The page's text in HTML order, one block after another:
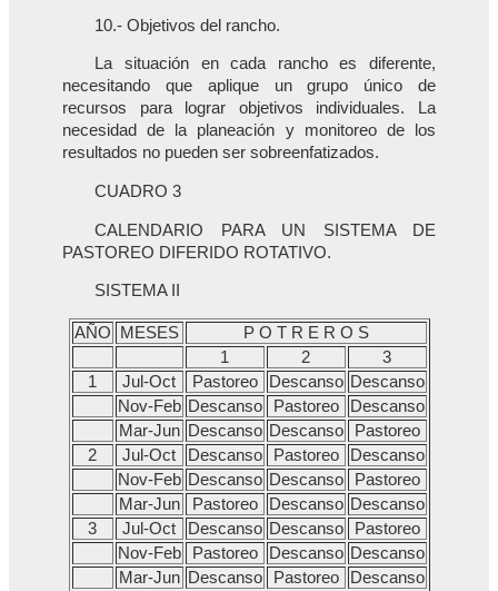
10.- Objetivos del rancho.
La situación en cada rancho es diferente,
necesitando que aplique un grupo único de
recursos para lograr objetivos individuales. La
necesidad de la planeación y monitoreo de los
resultados no pueden ser sobreenfatizados.
CUADRO 3
CALENDARIO PARA UN SISTEMA DE
PASTOREO DIFERIDO ROTATIVO.
SISTEMA II
AÑO MESES
P O T R E R O S
1
2
3
1
Jul-Oct Pastoreo Descanso Descanso
Nov-Feb Descanso Pastoreo
Descanso
Mar-Jun Descanso Descanso
Pastoreo
2
Jul-Oct Descanso Pastoreo
Descanso
Nov-Feb Descanso Descanso
Pastoreo
Mar-Jun
Pastoreo Descanso Descanso
3
Jul-Oct Descanso Descanso
Pastoreo
Nov-Feb
Pastoreo Descanso Descanso
Mar-Jun Descanso Pastoreo Descanso